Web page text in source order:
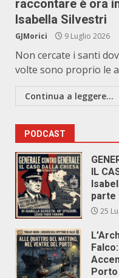
raccontare è ora
Isabella Silvestri
GJMorici 9 Luglio 2026
Non cercate i santi
volte sono proprio le
Continua a leggere...
PODCAST
IL
parte
25
Porto